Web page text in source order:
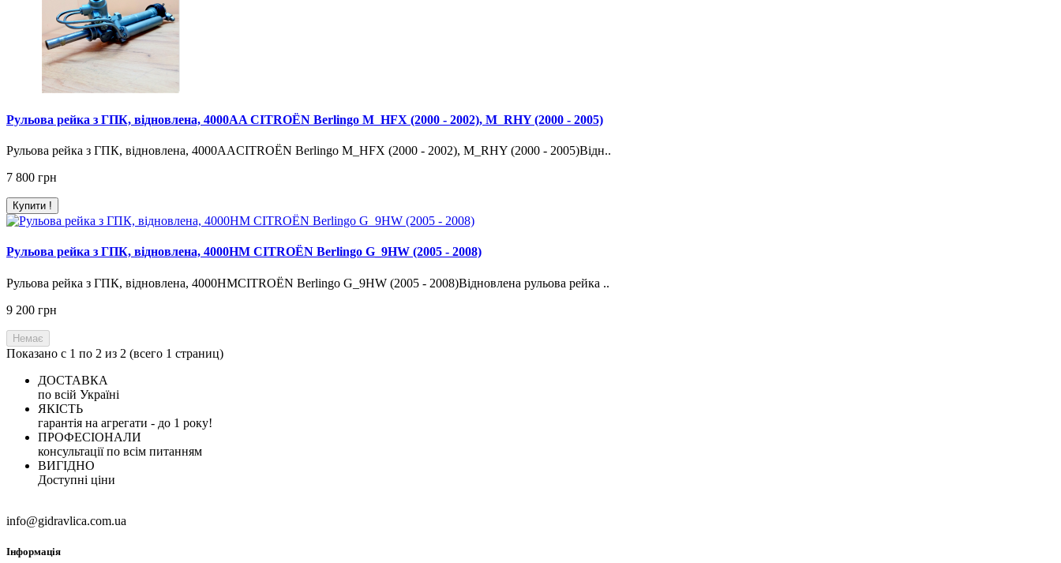
Рульова рейка з ГПК, відновлена, 4000AA CITROËN Berlingo M_HFX (2000 - 2002), M_RHY (2000 - 2005)
Рульова рейка з ГПК, відновлена, 4000AACITROËN Berlingo M_HFX (2000 - 2002), M_RHY (2000 - 2005)Відн..
7 800 грн
Купити !
Рульова рейка з ГПК, відновлена, 4000HM CITROËN Berlingo G_9HW (2005 - 2008)
Рульова рейка з ГПК, відновлена, 4000HMCITROËN Berlingo G_9HW (2005 - 2008)Відновлена рульова рейка ..
9 200 грн
Немає
Показано с 1 по 2 из 2 (всего 1 страниц)
ДОСТАВКА
по всій Україні
ЯКІСТЬ
гарантія на агрегати - до 1 року!
ПРОФЕСІОНАЛИ
консультації по всім питанням
ВИГІДНО
Доступні ціни
info@gidravlica.com.ua
Інформація